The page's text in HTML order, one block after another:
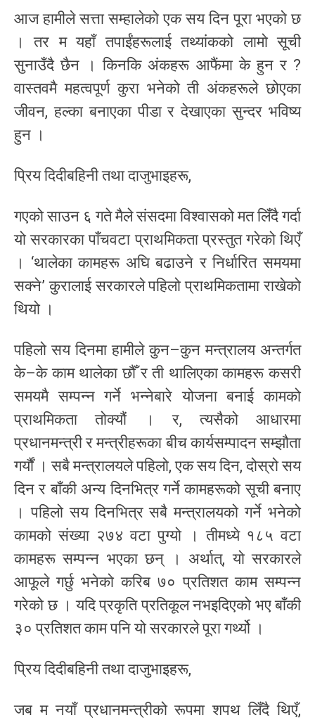
आज हामीले सत्ता सम्हालेको एक सय दिन पूरा भएको छ
। तर म यहाँ तपाईंहरूलाई तथ्यांकको लामो सूची
सुनाउँदै छैन । किनकि अंकहरू आफैंमा के हुन र ?
वास्तवमै महत्वपूर्ण कुरा भनेको ती अंकहरूले छोएका
जीवन, हल्का बनाएका पीडा र देखाएका सुन्दर भविष्य
हुन ।
प्रिय दिदीबहिनी तथा दाजुभाइहरू,
गएको साउन ६ गते मैले संसदमा विश्वासको मत लिँदै गर्दा
यो सरकारका पाँचवटा प्राथमिकता प्रस्तुत गरेको थिएँ
। ‘थालेका कामहरू अघि बढाउने र निर्धारित समयमा
सक्ने’ कुरालाई सरकारले पहिलो प्राथमिकतामा राखेको
थियो ।
पहिलो सय दिनमा हामीले कुन–कुन मन्त्रालय अन्तर्गत
के–के काम थालेका छौँ र ती थालिएका कामहरू कसरी
समयमै सम्पन्न गर्ने भन्नेबारे योजना बनाई कामको
प्राथमिकता तोक्यौं । र, त्यसैको आधारमा
प्रधानमन्त्री र मन्त्रीहरूका बीच कार्यसम्पादन सम्झौता
गर्यौं । सबै मन्त्रालयले पहिलो, एक सय दिन, दोस्रो सय
दिन र बाँकी अन्य दिनभित्र गर्ने कामहरूको सूची बनाए
। पहिलो सय दिनभित्र सबै मन्त्रालयको गर्ने भनेको
कामको संख्या २७४ वटा पुग्यो । तीमध्ये १८५ वटा
कामहरू सम्पन्न भएका छन् । अर्थात्, यो सरकारले
आफूले गर्छु भनेको करिब ७० प्रतिशत काम सम्पन्न
गरेको छ । यदि प्रकृति प्रतिकूल नभइदिएको भए बाँकी
३० प्रतिशत काम पनि यो सरकारले पूरा गर्थ्यो ।
प्रिय दिदीबहिनी तथा दाजुभाइहरू,
जब म नयाँ प्रधानमन्त्रीको रूपमा शपथ लिँदै थिएँ,